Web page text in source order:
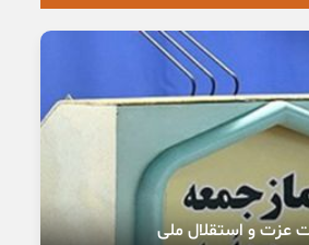
عزت و استقلال ملی